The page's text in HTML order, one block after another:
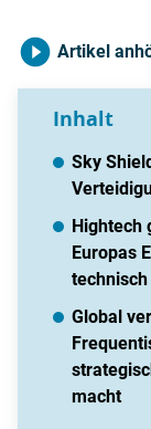
Artikel
Inhalt
Sky
Hightech
Europas
Global
macht